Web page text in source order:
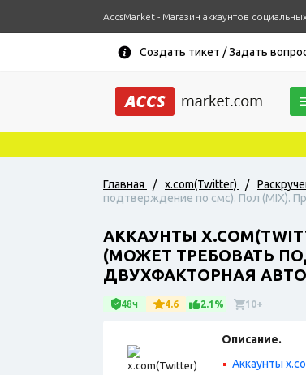
AccsMarket - Магазин аккаунтов
Создать тикет / Задать
Главная / x.com(Twitter) /
подтверждение по смс). Пол (MIX).
АККАУНТЫ
(МОЖЕТ ТРЕБОВАТЬ
ДВУХФАКТОРНАЯ
48ч 4.6 2.1% 10+
Описание.
Аккаунты